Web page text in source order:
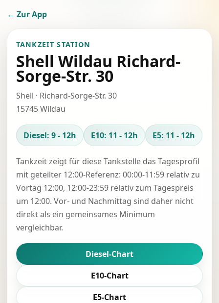
← Zur App
TANKZEIT STATION
Shell Wildau Richard-
Sorge-Str. 30
Shell · Richard-Sorge-Str. 30
15745 Wildau
Diesel: 9 - 12h E10: 11 - 12h E5: 11 - 12h
Tankzeit zeigt für diese Tankstelle das Tagesprofil
mit geteilter 12:00-Referenz: 00:00-11:59 relativ zu
Vortag 12:00, 12:00-23:59 relativ zum Tagespreis
um 12:00. Vor- und Nachmittag sind daher nicht
direkt als ein gemeinsames Minimum
vergleichbar.
Diesel-Chart
E10-Chart
E5-Chart